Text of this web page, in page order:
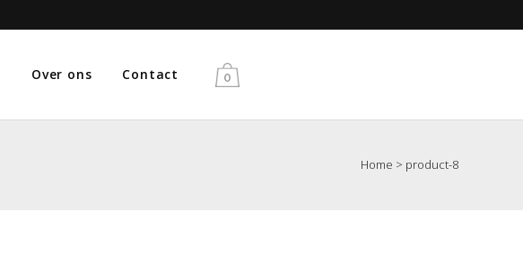
0
Over ons Contact
Home > product-8